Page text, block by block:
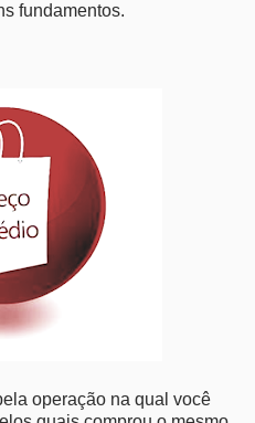
fundamentos.
operação na qual você